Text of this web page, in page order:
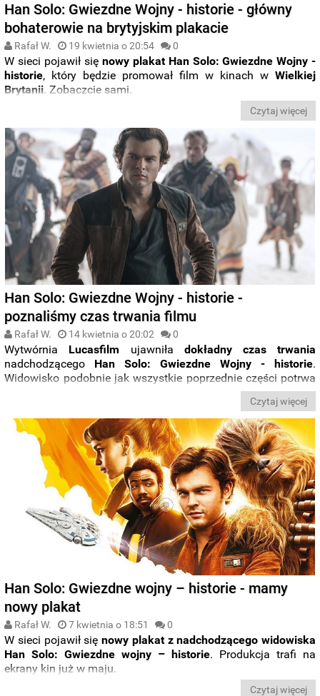
Han Solo: Gwiezdne Wojny - historie - główny
bohaterowie na brytyjskim plakacie
Rafał W. 19 kwietnia o 20:54 0
W sieci pojawił się nowy plakat Han Solo: Gwiezdne Wojny -
historie, który będzie promował film w kinach wWielkiej
Brytanii. Zobaczcie sami.
Czytaj więcej
Han Solo: Gwiezdne Wojny - historie -
poznaliśmy czas trwania filmu
Rafał W. 14 kwietnia o 20:02 0
Wytwórnia Lucasfilm ujawniła dokładny czas trwania
nadchodzącego Han Solo: Gwiezdne Wojny - historie.
Widowisko podobnie jak wszystkie poprzednie części potrwa
Czytaj więcej
Han Solo: Gwiezdne wojny – historie - mamy
nowy plakat
Rafał W. 7 kwietnia o 18:51 0
W sieci pojawił sięnowy plakat z nadchodzącego widowiska
Han Solo: Gwiezdne wojny – historie. Produkcja trafi na
ekrany kin już w maju.
Czytaj więcej